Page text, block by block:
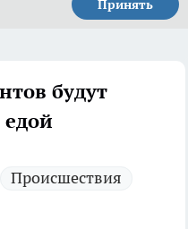
Принять
будут
Происшествия